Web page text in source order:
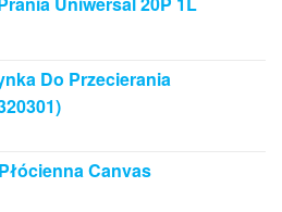
Do Przecierania
Canvas